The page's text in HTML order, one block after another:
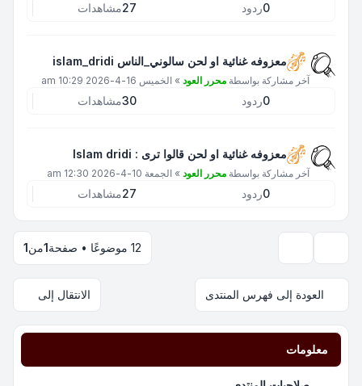
0ردود 27مشاهدات
معزوفه غنائية او لحن سالوني_الناس islam_dridi
آخر مشاركة بواسطة محرر العود » الخميس 16-4-2026 10:29 am
0ردود 30مشاهدات
معزوفه غنائية او لحن قالوا ترى : Islam dridi
آخر مشاركة بواسطة محرر العود » الجمعة 10-4-2026 12:30 am
0ردود 27مشاهدات
12 موضوعًا • صفحة 1من1
العودة إلى فهرس المنتدى الانتقال إلى
معلومات